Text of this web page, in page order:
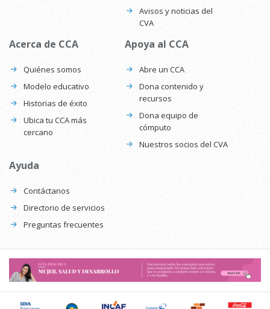
Avisos y noticias del
CVA
Acerca de CCA
Quiénes somos
Modelo educativo
Historias de éxito
Ubica tu CCA más
cercano
Apoya al CCA
Abre un CCA
Dona contenido y
recursos
Dona equipo de
cómputo
Nuestros socios del CVA
Ayuda
Contáctanos
Directorio de servicios
Preguntas frecuentes